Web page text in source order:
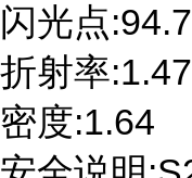
闪光点
折射率
密度:1.64